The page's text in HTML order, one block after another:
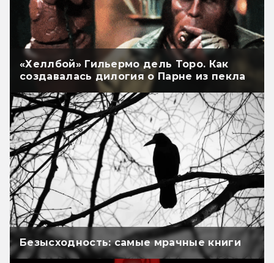
«Хеллбой» Гильермо дель Торо. Как
создавалась дилогия о Парне из пекла
Безысходность: самые мрачные книги